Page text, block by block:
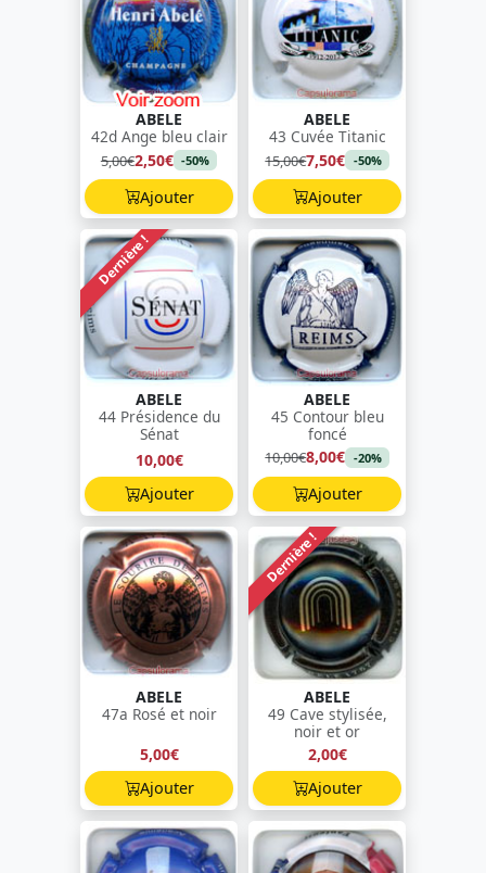
ABELE
42d Ange bleu clair
5,00€2,50€ -50%
Ajouter
ABELE
43 Cuvée Titanic
15,00€7,50€ -50%
Ajouter
Dernière !
ABELE
44 Présidence du
Sénat
10,00€
Ajouter
ABELE
45 Contour bleu
foncé
10,00€8,00€ -20%
Ajouter
ABELE
47a Rosé et noir
5,00€
Ajouter
Dernière !
ABELE
49 Cave stylisée,
noir et or
2,00€
Ajouter